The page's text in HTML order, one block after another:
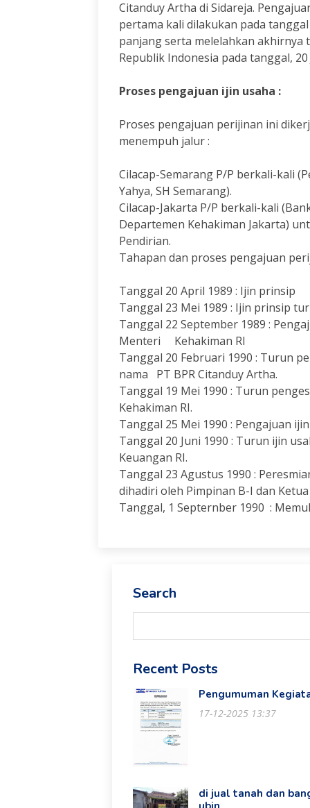
Citanduy Artha di Sidareja.
pertama kali dilakukan pada
panjang serta melelahkan
Republik Indonesia pada tanggal,
Proses pengajuan ijin usaha :
Proses pengajuan perijinan ini
menempuh jalur :
Cilacap-Semarang P/P berkali-kali
Yahya, SH Semarang).
Cilacap-Jakarta P/P berkali-kali
Departemen Kehakiman Jakarta)
Pendirian.
Tahapan dan proses pengajuan
Tanggal 20 April 1989 : Ijin prinsip
Tanggal 23 Mei 1989 : Ijin prinsip
Tanggal 22 September 1989 :
Menteri Kehakiman RI
Tanggal 20 Februari 1990 : Turun
nama PT BPR Citanduy Artha.
Tanggal 19 Mei 1990 : Turun
Kehakiman RI.
Tanggal 25 Mei 1990 : Pengajuan
Tanggal 20 Juni 1990 : Turun ijin
Keuangan RI.
Tanggal 23 Agustus 1990 :
dihadiri oleh Pimpinan B-I dan
Tanggal, 1 Septernber 1990 :
Search
Recent Posts
Pengumuman
17-12-2025 13:37
di jual tanah dan